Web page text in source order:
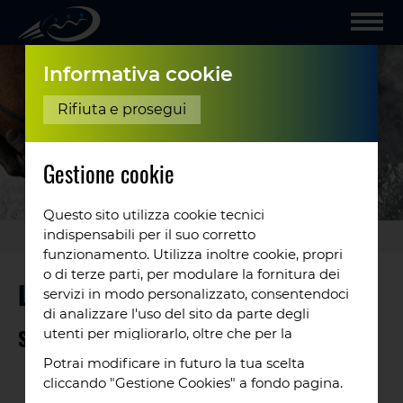
Club/Le nostre...
LE NOSTRE CATEGORIE
Settore agonistico
Maschile maggiorenni
Informativa cookie
Rifiuta e prosegui
Gestione cookie
Questo sito utilizza cookie tecnici
indispensabili per il suo corretto
funzionamento. Utilizza inoltre cookie, propri
o di terze parti, per modulare la fornitura dei
servizi in modo personalizzato, consentendoci
di analizzare l'uso del sito da parte degli
utenti per migliorarlo, oltre che per la
proposte o messaggi pubblicitari. Puoi
accettare tutti i cookie da noi utilizzati, o
Potrai modificare in futuro la tua scelta
cliccando "Gestione Cookies" a fondo pagina.